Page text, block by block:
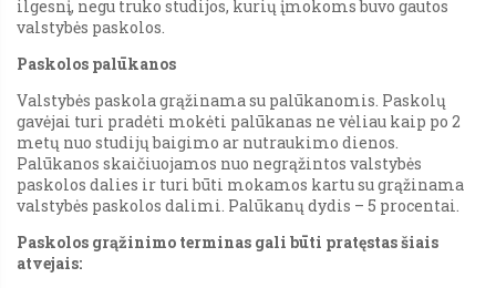
ilgesnį, negu truko studijos, kurių įmokoms buvo gautos
valstybės paskolos.
Paskolos palūkanos
Valstybės paskola grąžinama su palūkanomis. Paskolų
gavėjai turi pradėti mokėti palūkanas ne vėliau kaip po 2
metų nuo studijų baigimo ar nutraukimo dienos.
Palūkanos skaičiuojamos nuo negrąžintos valstybės
paskolos dalies ir turi būti mokamos kartu su grąžinama
valstybės paskolos dalimi. Palūkanų dydis – 5 procentai.
Paskolos grąžinimo terminas gali būti pratęstas šiais
atvejais: